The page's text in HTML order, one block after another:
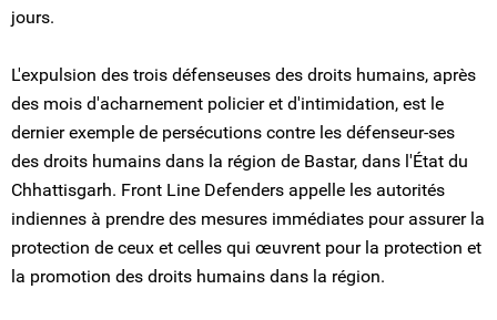
jours.
L'expulsion des trois défenseuses des droits humains, après
des mois d'acharnement policier et d'intimidation, est le
dernier exemple de persécutions contre les défenseur-ses
des droits humains dans la région de Bastar, dans l'État du
Chhattisgarh. Front Line Defenders appelle les autorités
indiennes à prendre des mesures immédiates pour assurer la
protection de ceux et celles qui œuvrent pour la protection et
la promotion des droits humains dans la région.